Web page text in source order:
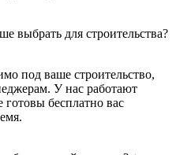
выбрать для строительства?
под ваше строительство,
У нас работают
бесплатно вас